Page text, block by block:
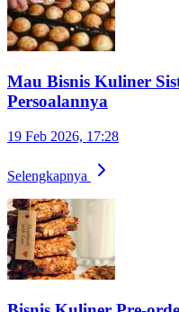
Mau Bisnis Kuliner
Persoalannya
19 Feb 2026, 17:28
Selengkapnya